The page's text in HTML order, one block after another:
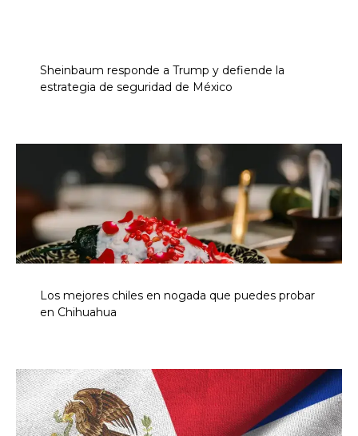
Sheinbaum responde a Trump y defiende la
estrategia de seguridad de México
Los mejores chiles en nogada que puedes probar
en Chihuahua